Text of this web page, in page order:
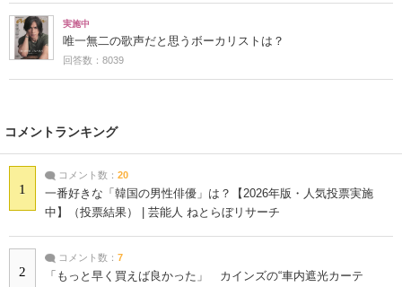
実施中
唯一無二の歌声だと思うボーカリストは？
回答数：8039
コメントランキング
1
コメント数： 20
一番好きな「韓国の男性俳優」は？【2026年版・人気投票実施
中】（投票結果） | 芸能人 ねとらぼリサーチ
2
コメント数： 7
「もっと早く買えば良かった」 カインズの“車内遮光カーテ